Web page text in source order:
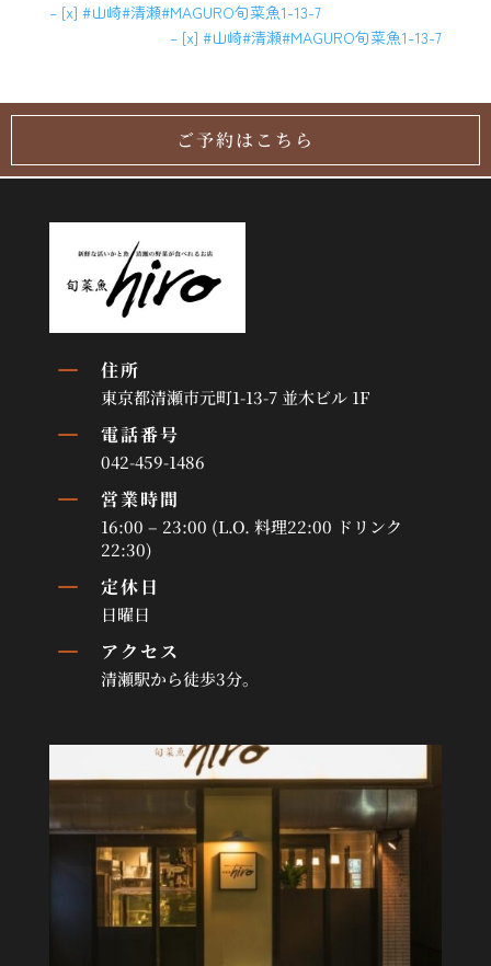
– [x] #山崎#清瀬#MAGURO旬菜魚1-13-7
– [x] #山崎#清瀬#MAGURO旬菜魚1-13-7
ご予約はこちら
K 住所
東京都清瀬市元町1-13-7 並木ビル 1F
K 電話番号
042-459-1486
K 営業時間
16:00 – 23:00 (L.O. 料理22:00 ドリンク
22:30)
K 定休日
日曜日
K アクセス
清瀬駅から徒歩3分。